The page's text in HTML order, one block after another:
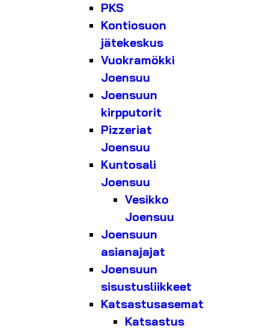
PKS
Kontiosuon
jätekeskus
Vuokramökki
Joensuu
Joensuun
kirpputorit
Pizzeriat
Joensuu
Kuntosali
Joensuu
Vesikko
Joensuu
Joensuun
asianajajat
Joensuun
sisustusliikkeet
Katsastusasemat
Katsastus